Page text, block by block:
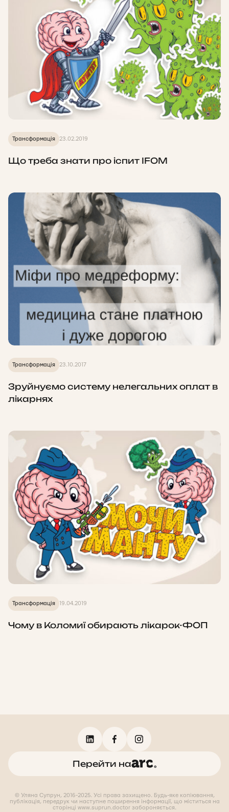
Трансформація 23.02.2019
Що треба знати про іспит IFOM
Трансформація 23.10.2017
Зруйнуємо систему нелегальних оплат в
лікарнях
Трансформація 19.04.2019
Чому в Коломиї обирають лікарок-ФОП
Перейти на
© Уляна Супрун, 2016-2025. Усі права захищено. Будь-яке копіювання,
публікація, передрук чи наступне поширення інформації, що міститься на
сторінці www.suprun.doctor забороняється.